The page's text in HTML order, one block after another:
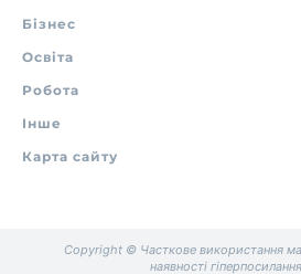
Бізнес
Освіта
Робота
Інше
Карта сайту
Copyright © Часткове використання
наявності